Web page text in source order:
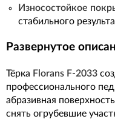
Износостойкое
стабильного
Развернутое
Тёрка Florans F-2033
профессионального
абразивная
снять огрубевшие